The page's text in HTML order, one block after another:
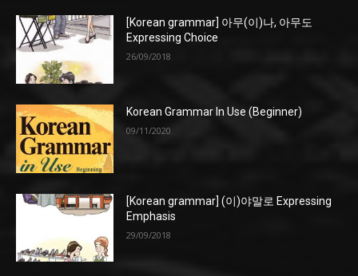
[Korean grammar] 아무(이)나, 아무도
Expressing Choice
26/09/2018
Korean Grammar In Use (Beginner)
09/11/2020
[Korean grammar] (이)야말로 Expressing
Emphasis
29/09/2018